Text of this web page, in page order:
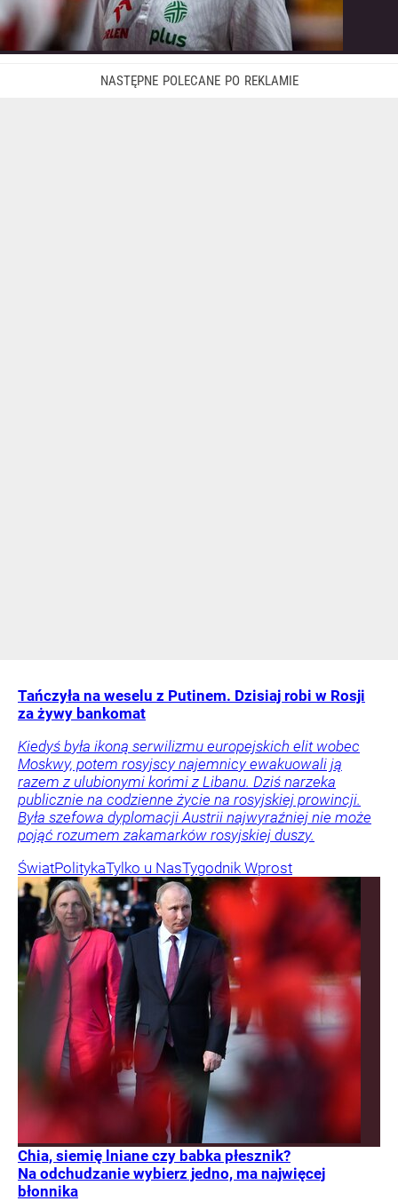
Tańczyła na weselu z Putinem. Dzisiaj robi w Rosji
za żywy bankomat
Kiedyś była ikoną serwilizmu europejskich elit wobec
Moskwy, potem rosyjscy najemnicy ewakuowali ją
razem z ulubionymi końmi z Libanu. Dziś narzeka
publicznie na codzienne życie na rosyjskiej prowincji.
Była szefowa dyplomacji Austrii najwyraźniej nie może
pojąć rozumem zakamarków rosyjskiej duszy.
ŚwiatPolitykaTylko u NasTygodnik Wprost
Chia, siemię lniane czy babka płesznik?
Na odchudzanie wybierz jedno, ma najwięcej
błonnika